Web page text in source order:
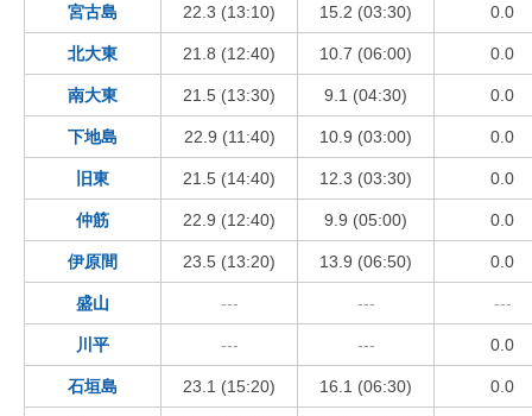
宮古島 22.3 (13:10) 15.2 (03:30) 0.0
北大東 21.8 (12:40) 10.7 (06:00) 0.0
南大東 21.5 (13:30) 9.1 (04:30) 0.0
下地島 22.9 (11:40) 10.9 (03:00) 0.0
旧東 21.5 (14:40) 12.3 (03:30) 0.0
仲筋 22.9 (12:40) 9.9 (05:00) 0.0
伊原間 23.5 (13:20) 13.9 (06:50) 0.0
盛山 --- --- ---
川平 --- --- 0.0
石垣島 23.1 (15:20) 16.1 (06:30) 0.0